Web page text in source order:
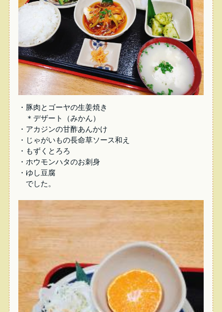
・豚肉とゴーヤの生姜焼き
＊デザート（みかん）
・アカジンの甘酢あんかけ
・じゃがいもの長命草ソース和え
・もずくとろろ
・ホウモンハタのお刺身
・ゆし豆腐
でした。